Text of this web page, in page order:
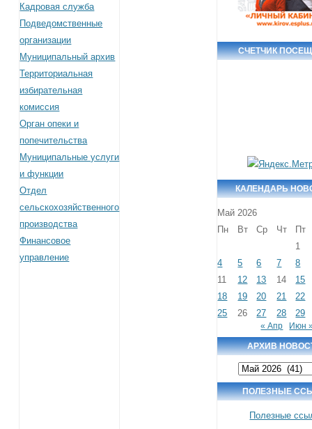
Кадровая служба
Подведомственные
организации
Муниципальный архив
Территориальная
избирательная
комиссия
Орган опеки и
попечительства
Муниципальные услуги
и функции
Отдел
сельскохозяйственного
производства
Финансовое
управление
СЧЕТЧИК
КАЛЕНДАРЬ
Май 2026
Пн
Вт Ср Чт
Пт
1
4
5 6 7
8
11
12 13 14
15
18
19 20 21
22
25
26 27 28 29
« Апр Июн
АРХИВ
Архив
новостей
ПОЛЕЗНЫЕ
Полезные